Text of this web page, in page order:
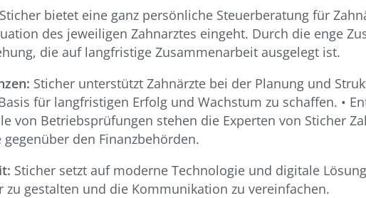
Sticher bietet eine ganz persönliche Steuerberatung für
des jeweiligen Zahnarztes eingeht. Durch die enge
die auf langfristige Zusammenarbeit ausgelegt ist.
Sticher unterstützt Zahnärzte bei der Planung und
für langfristigen Erfolg und Wachstum zu schaffen. •
von Betriebsprüfungen stehen die Experten von Sticher
den Finanzbehörden.
Sticher setzt auf moderne Technologie und digitale
zu gestalten und die Kommunikation zu vereinfachen.